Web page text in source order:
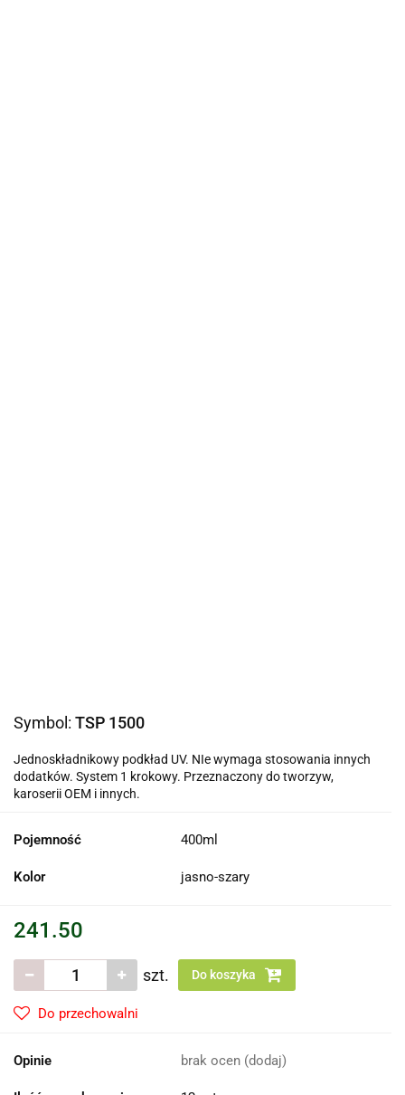
Symbol: TSP 1500
Jednoskładnikowy podkład UV. NIe wymaga stosowania innych
dodatków. System 1 krokowy. Przeznaczony do tworzyw,
karoserii OEM i innych.
Pojemność 400ml
Kolor jasno-szary
241.50
szt. Do koszyka
Do przechowalni
Opinie brak ocen (dodaj)